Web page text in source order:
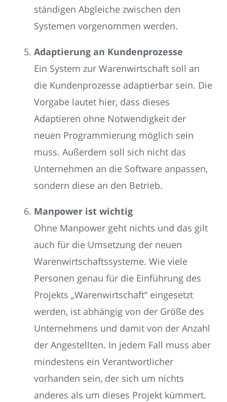
ständigen Abgleiche zwischen den
Systemen vorgenommen werden.
Adaptierung an Kundenprozesse
Ein System zur Warenwirtschaft soll an
die Kundenprozesse adaptierbar sein. Die
Vorgabe lautet hier, dass dieses
Adaptieren ohne Notwendigkeit der
neuen Programmierung möglich sein
muss. Außerdem soll sich nicht das
Unternehmen an die Software anpassen,
sondern diese an den Betrieb.
Manpower ist wichtig
Ohne Manpower geht nichts und das gilt
auch für die Umsetzung der neuen
Warenwirtschaftssysteme. Wie viele
Personen genau für die Einführung des
Projekts „Warenwirtschaft“ eingesetzt
werden, ist abhängig von der Größe des
Unternehmens und damit von der Anzahl
der Angestellten. In jedem Fall muss aber
mindestens ein Verantwortlicher
vorhanden sein, der sich um nichts
anderes als um dieses Projekt kümmert.